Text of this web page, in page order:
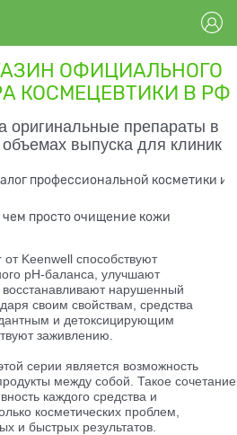
ОФИЦИАЛЬНОГО
КОСМЕЦЕВТИКИ В РФ
оригинальные препараты в
выпуска для клиник
профессиональной косметики и
чем просто очищение кожи
Keenwell способствуют
pH-баланса, улучшают
нарушенный
своим свойствам, средства
и детоксицирующим
заживлению.
серии является возможность
между собой. Такое сочетание
каждого средства и
косметических проблем,
и быстрых результатов.